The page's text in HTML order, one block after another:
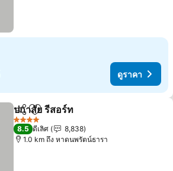
ดูราคา
แชร์ เพิ่มในรายการโปรด
ปกาสัย รีสอร์ท
4 ดาว
8.5 ดีเลิศ
8,838
1.0 km ถึง หาดนพรัตน์ธารา